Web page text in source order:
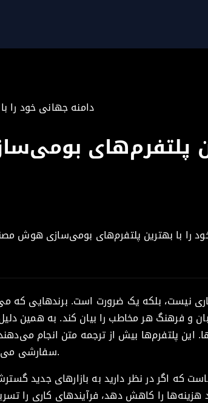
دامنه جهانی خود
پلتفرم‌های
نیست، بلکه یک ضرورت است. برندهایی که
و فرهنگ هر مخاطب را بیان کند. به همین
این پلتفرم‌ها بیش از ترجمه متن انجام
سفارشی می‌کنند تا پیام شما بومی آن بازار به نظر برسد.
که اگر در نظر دارید به بازارهای جدید
را کاهش دهد، فرآیندهای کاری را